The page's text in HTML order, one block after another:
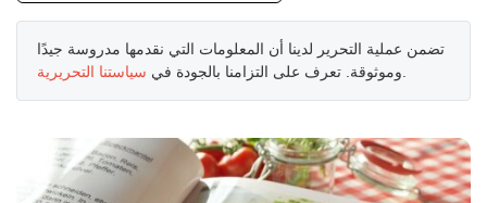
تضمن عملية التحرير لدينا أن المعلومات التي نقدمها مدروسة جيدًا
وموثوقة. تعرف على التزامنا بالجودة في سياستنا التحريرية